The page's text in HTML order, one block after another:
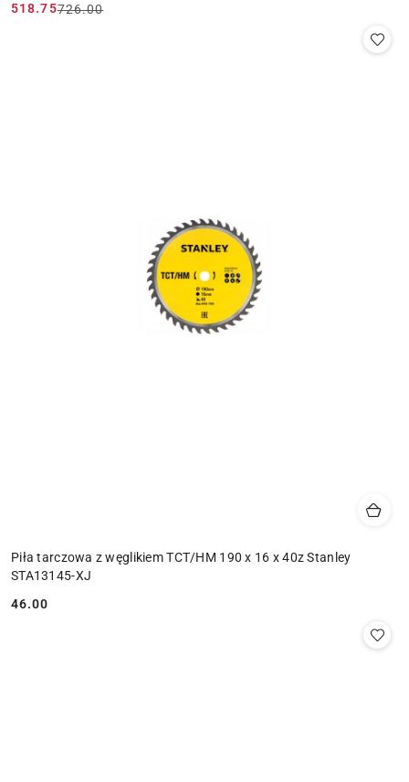
Cena
518.75
Cena
726.00
Piła tarczowa z węglikiem TCT/HM 190 x 16 x 40z Stanley
STA13145-XJ
Cena:
46.00